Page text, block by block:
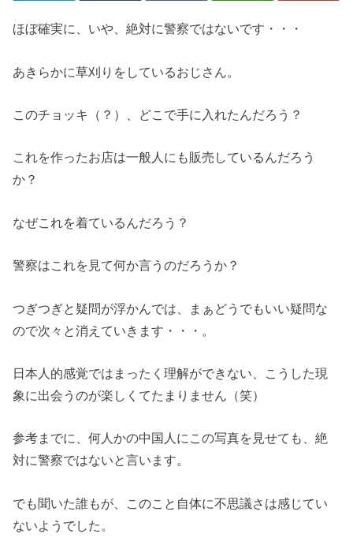
ほぼ確実に、いや、絶対に警察ではないです・・・
あきらかに草刈りをしているおじさん。
このチョッキ（？）、どこで手に入れたんだろう？
これを作ったお店は一般人にも販売しているんだろう
か？
なぜこれを着ているんだろう？
警察はこれを見て何か言うのだろうか？
つぎつぎと疑問が浮かんでは、まぁどうでもいい疑問な
ので次々と消えていきます・・・。
日本人的感覚ではまったく理解ができない、こうした現
象に出会うのが楽しくてたまりません（笑）
参考までに、何人かの中国人にこの写真を見せても、絶
対に警察ではないと言います。
でも聞いた誰もが、このこと自体に不思議さは感じてい
ないようでした。